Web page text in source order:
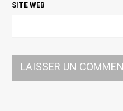
SITE WEB